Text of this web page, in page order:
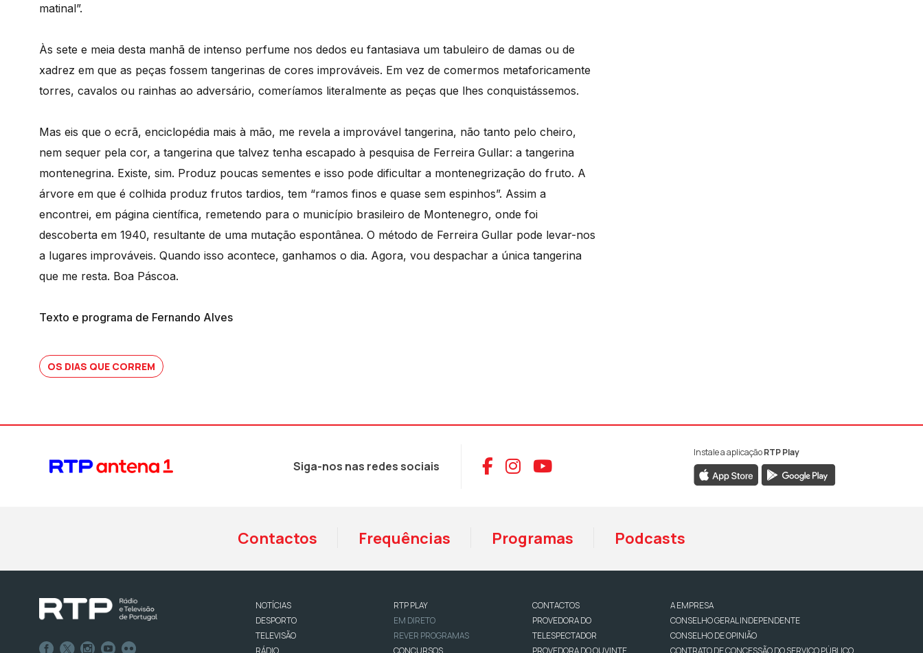
matinal”.
Às sete e meia desta manhã de intenso perfume nos dedos eu fantasiava um tabuleiro de damas ou de
xadrez em que as peças fossem tangerinas de cores improváveis. Em vez de comermos metaforicamente
torres, cavalos ou rainhas ao adversário, comeríamos literalmente as peças que lhes conquistássemos.
Mas eis que o ecrã, enciclopédia mais à mão, me revela a improvável tangerina, não tanto pelo cheiro,
nem sequer pela cor, a tangerina que talvez tenha escapado à pesquisa de Ferreira Gullar: a tangerina
montenegrina. Existe, sim. Produz poucas sementes e isso pode dificultar a montenegrização do fruto. A
árvore em que é colhida produz frutos tardios, tem “ramos finos e quase sem espinhos”. Assim a
encontrei, em página científica, remetendo para o município brasileiro de Montenegro, onde foi
descoberta em 1940, resultante de uma mutação espontânea. O método de Ferreira Gullar pode levar-nos
a lugares improváveis. Quando isso acontece, ganhamos o dia. Agora, vou despachar a única tangerina
que me resta. Boa Páscoa.
Texto e programa de Fernando Alves
OS DIAS QUE CORREM
Siga-nos nas redes sociais Aceder ao Facebook da RTP Antena 1
Aceder ao Instagram da RTP Antena 1
Aceder ao YouTube da RTP Antena 1
Instale a aplicaçãoRTP Play
Contactos Frequências Programas Podcasts
NOTÍCIAS
DESPORTO
TELEVISÃO
RÁDIO
RTP PLAY
EM DIRETO
REVER PROGRAMAS
CONCURSOS
CONTACTOS
PROVEDORA DO
TELESPECTADOR
PROVEDORA DO OUVINTE
A EMPRESA
CONSELHO GERAL INDEPENDENTE
CONSELHO DE OPINIÃO
CONTRATO DE CONCESSÃO DO SERVIÇO PÚBLICO